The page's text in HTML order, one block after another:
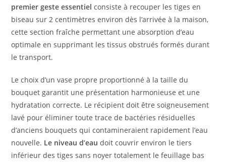
premier geste essentiel consiste à recouper les tiges en
biseau sur 2 centimètres environ dès l’arrivée à la maison,
cette section fraîche permettant une absorption d’eau
optimale en supprimant les tissus obstrués formés durant
le transport.
Le choix d’un vase propre proportionné à la taille du
bouquet garantit une présentation harmonieuse et une
hydratation correcte. Le récipient doit être soigneusement
lavé pour éliminer toute trace de bactéries résiduelles
d’anciens bouquets qui contamineraient rapidement l’eau
nouvelle. Le niveau d’eau doit couvrir environ le tiers
inférieur des tiges sans noyer totalement le feuillage bas